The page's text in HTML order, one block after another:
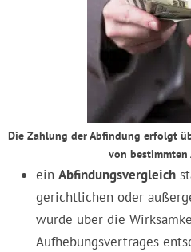
Die Zahlung der Abfindung erfolgt
von bestimmten
ein Abfindungsvergleich
gerichtlichen oder
wurde über die
Aufhebungsvertrages